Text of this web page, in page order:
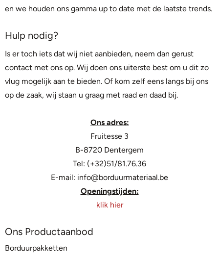
en we houden ons gamma up to date met de laatste trends.
Hulp nodig?
Is er toch iets dat wij niet aanbieden, neem dan gerust
contact met ons op. Wij doen ons uiterste best om u dit zo
vlug mogelijk aan te bieden. Of kom zelf eens langs bij ons
op de zaak, wij staan u graag met raad en daad bij.
Ons adres:
Fruitesse 3
B-8720 Dentergem
Tel: (+32)51/81.76.36
E-mail: info@borduurmateriaal.be
Openingstijden:
klik hier
Ons Productaanbod
Borduurpakketten